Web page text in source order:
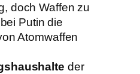
doch Waffen zu
Putin die
Atomwaffen
der